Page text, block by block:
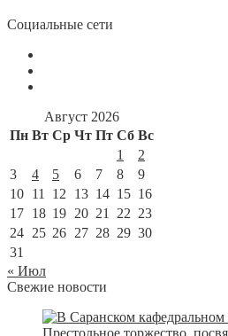
Социальные сети
Август 2026
Пн Вт Ср Чт Пт Сб Вс
1
2
3
4 5 6 7 8
9
10 11 12 13 14 15 16
17 18 19 20 21 22 23
24 25 26 27 28 29 30
31
« Июл
Свежие новости